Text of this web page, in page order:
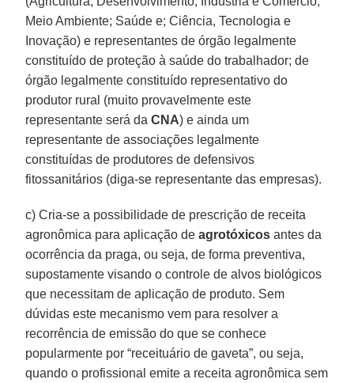
Meio Ambiente; Saúde e; Ciência, Tecnologia e
Inovação) e representantes de órgão legalmente
constituído de proteção à saúde do trabalhador; de
órgão legalmente constituído representativo do
produtor rural (muito provavelmente este
representante será daCNA) e ainda um
representante de associações legalmente
constituídas de produtores de defensivos
fitossanitários (diga-se representante das empresas).
c) Cria-se a possibilidade de prescrição de receita
agronômica para aplicação deagrotóxicos antes da
ocorrência da praga, ou seja, de forma preventiva,
supostamente visando o controle de alvos biológicos
que necessitam de aplicação de produto. Sem
dúvidas este mecanismo vem para resolver a
recorrência de emissão do que se conhece
popularmente por “receituário de gaveta”, ou seja,
quando o profissional emite a receita agronômica sem